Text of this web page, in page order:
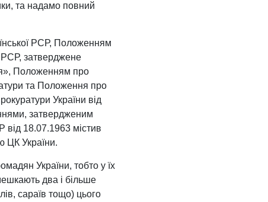
та надамо повний
РСР, Положенням
РСР, затверджене
Положенням про
та Положення про
України від
затвердженим
від 18.07.1963 містив
ЦК України.
України, тобто у їх
два і більше
сараїв тощо) цього